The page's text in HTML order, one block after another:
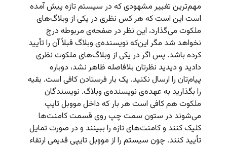
مهم‌ترین تغییر مشهودی که در سیستم تازه پیش آمده
است این است که هر کس نظری در یکی از وبلاگ‌های
ملکوت می‌گذارد، این نظر در صفحه‌ی مربوطه درج
نخواهد شد مگر این‌که نویسنده‌ی وبلاگ قبلاً آن را تأیید
کرده باشد. پس اگر در یکی از وبلاگ‌های ملکوت نظری
دادید و دیدید نظرتان بلافاصله ظاهر نشد، دوباره
پیام‌تان را ارسال نکنید. یک بار فرستادن کافی است. بقیه
را بگذارید به عهده‌ی نویسنده‌ی وبلاگ. نویسندگان
ملکوت هم کافی است هر بار که داخل مووبل تایپ
می‌شوند در ستون سمت چپ روی قسمت کامنت‌ها
کلیک کنند و کامنت‌های تازه را ببینند و در صورت تمایل
تأیید کنند. چون سیستم را از مووبل تایپی قدیمی ارتقاء